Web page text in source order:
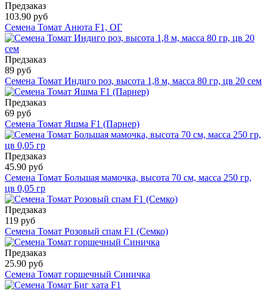
Предзаказ
103.90 руб
Семена Томат Анюта F1, ОГ
Предзаказ
89 руб
Семена Томат Индиго роз, высота 1,8 м, масса 80 гр, цв 20 сем
Предзаказ
69 руб
Семена Томат Яшма F1 (Парнер)
Предзаказ
45.90 руб
Семена Томат Большая мамочка, высота 70 см, масса 250 гр,
цв 0,05 гр
Предзаказ
119 руб
Семена Томат Розовый спам F1 (Семко)
Предзаказ
25.90 руб
Семена Томат горшечный Синичка